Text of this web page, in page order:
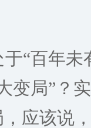
“百年未
变局”？
应该说